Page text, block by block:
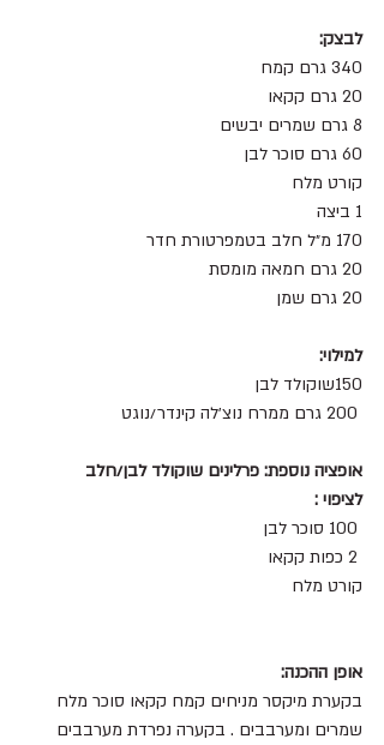
לבצק:
340 גרם קמח
20 גרם קקאו
8 גרם שמרים יבשים
60 גרם סוכר לבן
קורט מלח
1 ביצה
170 מ״ל חלב בטמפרטורת חדר
20 גרם חמאה מומסת
20 גרם שמן
למילוי:
150שוקולד לבן
אופציה נוספת: פרלינים שוקולד לבן/חלב
לציפוי :
קורט מלח
אופן ההכנה:
בקערת מיקסר מניחים קמח קקאו סוכר מלח
שמרים ומערבבים . בקערה נפרדת מערבבים